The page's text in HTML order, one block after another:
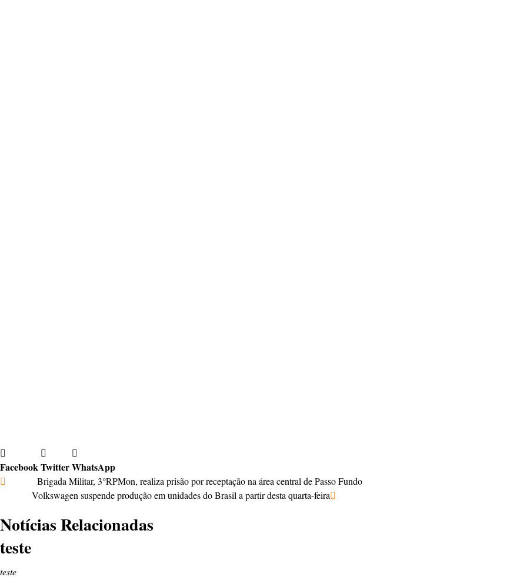
Facebook TwitterWhatsApp
Brigada Militar, 3°RPMon, realiza prisão por receptação na área central de Passo Fundo
Volkswagen suspende produção em unidades do Brasil a partir desta quarta-feira
Notícias Relacionadas
teste
teste